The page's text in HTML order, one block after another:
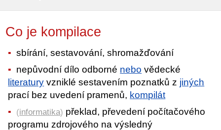
Co je kompilace
sbírání, sestavování, shromažďování
nepůvodní dílo odborné nebo vědecké
literatury vzniklé sestavením poznatků z jiných
prací bez uvedení pramenů, kompilát
(informatika) překlad, převedení počítačového
programu zdrojového na výsledný